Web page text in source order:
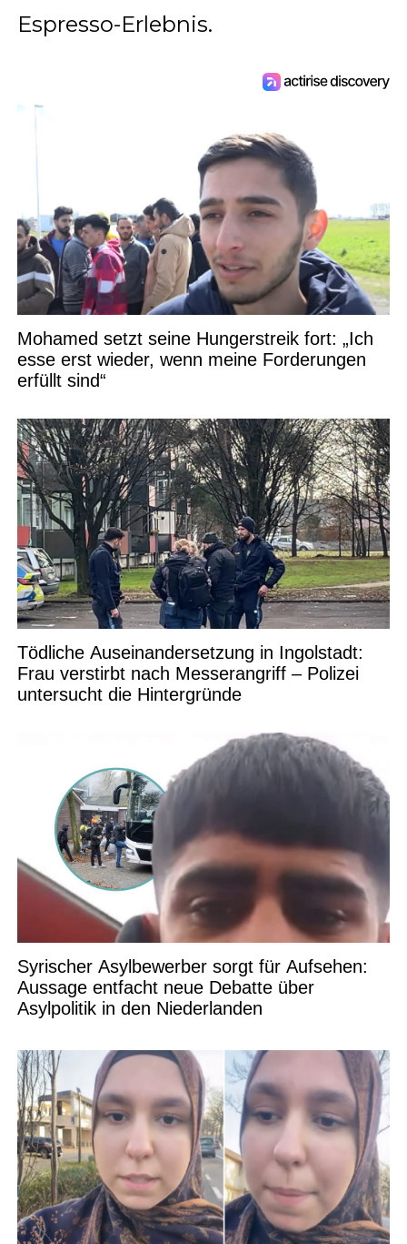
Espresso-Erlebnis.
Mohamed setzt seine Hungerstreik fort: „Ich
esse erst wieder, wenn meine Forderungen
erfüllt sind“
Tödliche Auseinandersetzung in Ingolstadt:
Frau verstirbt nach Messerangriff – Polizei
untersucht die Hintergründe
Syrischer Asylbewerber sorgt für Aufsehen:
Aussage entfacht neue Debatte über
Asylpolitik in den Niederlanden